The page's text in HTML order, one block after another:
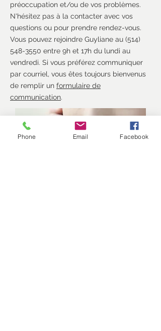
préoccupation et/ou de vos problèmes.
N'hésitez pas à la contacter avec vos
questions ou pour prendre rendez-vous.
Vous pouvez rejoindre Guyliane au (514)
548-3550 entre 9h et 17h du lundi au
vendredi. Si vous préférez communiquer
par courriel, vous êtes toujours bienvenus
de remplir un formulaire de
communication.
Phone Email Facebook